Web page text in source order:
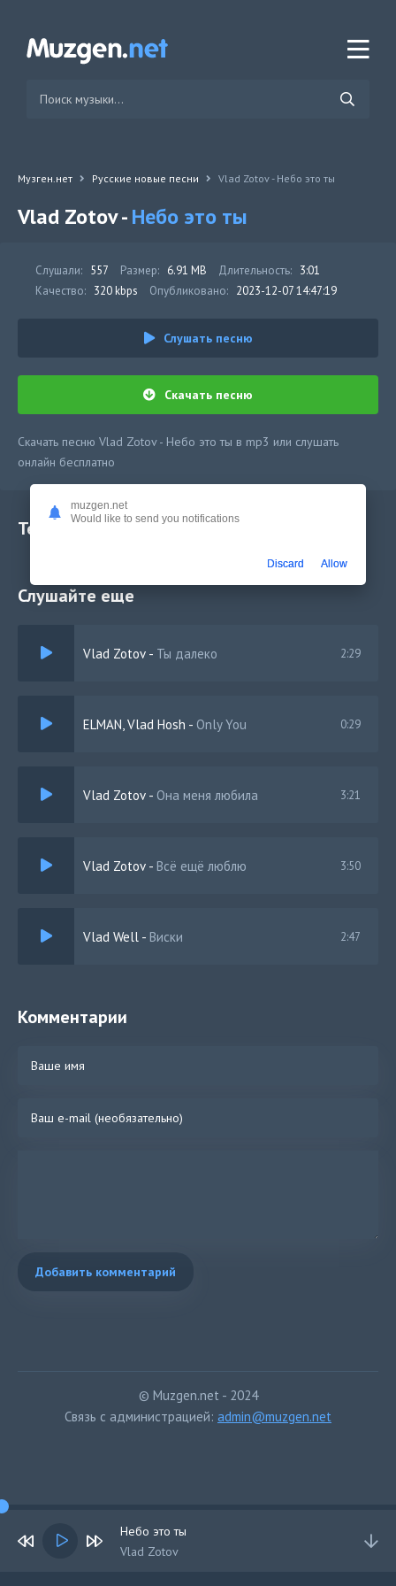
Музген.нет Русские новые песни Vlad Zotov - Небо это ты
Vlad Zotov -Небо это ты
Слушали: 557 Размер: 6.91 MB Длительность: 3:01
Качество: 320 kbps Опубликовано: 2023-12-07 14:47:19
Слушать песню
Скачать песню
Скачать песню Vlad Zotov - Небо это ты в mp3 или слушать
онлайн бесплатно
Текст песни
Слушайте еще
Vlad Zotov - Ты далеко 2:29
ELMAN, Vlad Hosh - Only You 0:29
Vlad Zotov - Она меня любила 3:21
Vlad Zotov - Всё ещё люблю 3:50
Vlad Well - Виски 2:47
Комментарии
Добавить комментарий
© Muzgen.net - 2024
Связь с администрацией: admin@muzgen.net
muzgen.net
Would like to send you notifications
Discard Allow
Небо это ты
Vlad Zotov